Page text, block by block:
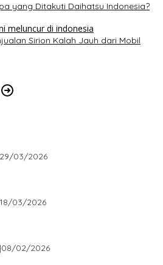
yang Ditakuti Daihatsu Indonesia?
Sirion Kalah Jauh dari Mobil
29/03/2026
18/03/2026
|08/02/2026